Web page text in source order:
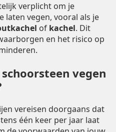
verplicht om je
laten vegen, vooral als je
of kachel. Dit
en het risico op
vegen
vereisen doorgaans dat
één keer per jaar laat